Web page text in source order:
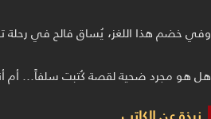
هل هو مجرد ضحية لقصة كُتبت سلفاً… أم أنه